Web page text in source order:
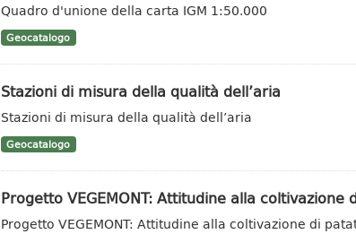
Quadro d'unione della carta IGM 1:50.000
Geocatalogo
Stazioni di misura della qualità dell’aria
Stazioni di misura della qualità dell’aria
Geocatalogo
Progetto VEGEMONT: Attitudine alla coltivazione
Progetto VEGEMONT: Attitudine alla coltivazione di